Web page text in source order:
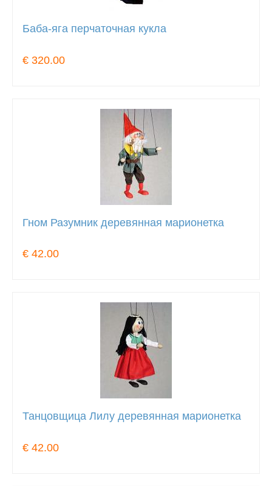
Баба-яга перчаточная кукла
€ 320.00
Гном Разумник деревянная марионетка
€ 42.00
Танцовщица Лилу деревянная марионетка
€ 42.00